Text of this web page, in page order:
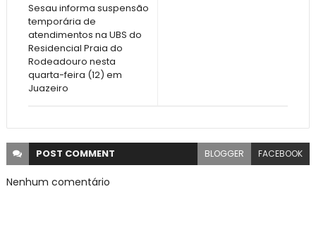
Sesau informa suspensão
temporária de
atendimentos na UBS do
Residencial Praia do
Rodeadouro nesta
quarta-feira (12) em
Juazeiro
POST COMMENT BLOGGER FACEBOOK
Nenhum comentário